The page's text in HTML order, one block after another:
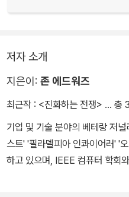
저자 소개
지은이: 존 에드워즈
최근작 : <진화하는 전쟁> … 총
기업 및 기술 분야의 베테랑 저
스트' '필라델피아 인콰이어러' '
하고 있으며, IEEE 컴퓨터 학회